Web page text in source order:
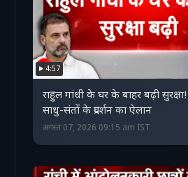
4:57
राहुल गांधी के घर के बाहर बढ़ी सुरक्षा!
साधु-संतों के प्रदर्शन का ऐलान
अगस्त 07, 2026 09:15 am IST